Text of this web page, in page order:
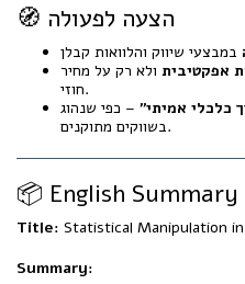
🧭 הצעה לפעולה
אפקטיבית ולא רק על מחיר
חוזי.
כלכלי אמיתי” – כפי שנהוג
בשווקים מתוקנים.
📦 English Summary
Title: Statistical Manipulation
Summary: